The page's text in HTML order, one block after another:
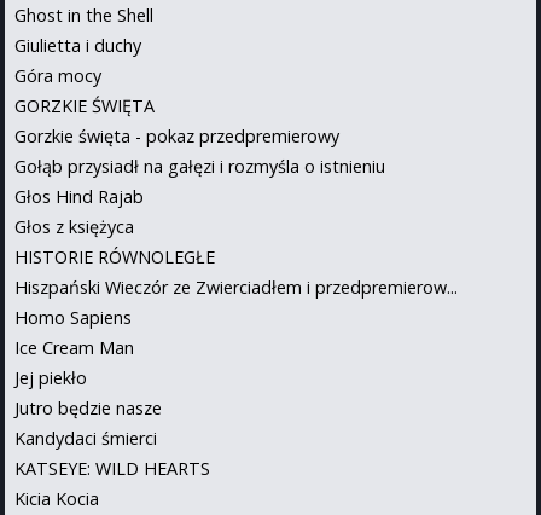
Ghost in the Shell
Giulietta i duchy
Góra mocy
GORZKIE ŚWIĘTA
Gorzkie święta - pokaz przedpremierowy
Gołąb przysiadł na gałęzi i rozmyśla o istnieniu
Głos Hind Rajab
Głos z księżyca
HISTORIE RÓWNOLEGŁE
Hiszpański Wieczór ze Zwierciadłem i przedpremierow...
Homo Sapiens
Ice Cream Man
Jej piekło
Jutro będzie nasze
Kandydaci śmierci
KATSEYE: WILD HEARTS
Kicia Kocia